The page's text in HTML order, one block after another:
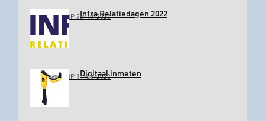
GEPLAATST OP 26-10-2022Infra Relatiedagen 2022
GEPLAATST OP 11-03-2022Digitaal inmeten